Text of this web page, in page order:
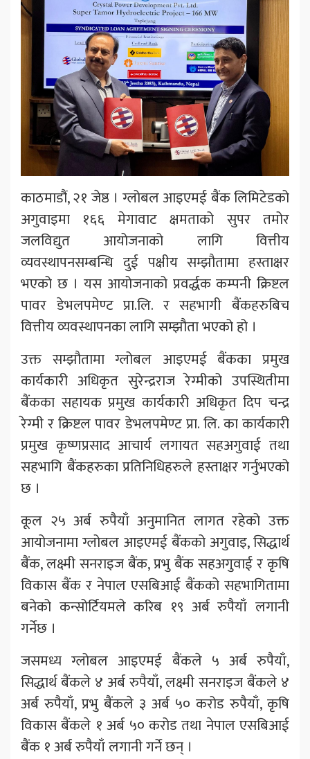
काठमाडौं, २१ जेष्ठ । ग्लोबल आइएमई बैंक लिमिटेडको
अगुवाइमा १६६ मेगावाट क्षमताको सुपर तमोर
जलविद्युत आयोजनाको लागि वित्तीय
व्यवस्थापनसम्बन्धि दुई पक्षीय सम्झौतामा हस्ताक्षर
भएको छ । यस आयोजनाको प्रवर्द्धक कम्पनी क्रिष्टल
पावर डेभलपमेण्ट प्रा.लि. र सहभागी बैंकहरुबिच
वित्तीय व्यवस्थापनका लागि सम्झौता भएको हो ।
उक्त सम्झौतामा ग्लोबल आइएमई बैंकका प्रमुख
कार्यकारी अधिकृत सुरेन्द्रराज रेग्मीको उपस्थितीमा
बैंकका सहायक प्रमुख कार्यकारी अधिकृत दिप चन्द्र
रेग्मी र क्रिष्टल पावर डेभलपमेण्ट प्रा. लि. का कार्यकारी
प्रमुख कृष्णप्रसाद आचार्य लगायत सहअगुवाई तथा
सहभागि बैंकहरुका प्रतिनिधिहरुले हस्ताक्षर गर्नुभएको
छ ।
कूल २५ अर्ब रुपैयाँ अनुमानित लागत रहेको उक्त
आयोजनामा ग्लोबल आइएमई बैंकको अगुवाइ, सिद्धार्थ
बैंक, लक्ष्मी सनराइज बैंक, प्रभु बैंक सहअगुवाई र कृषि
विकास बैंक र नेपाल एसबिआई बैंकको सहभागितामा
बनेको कन्सोर्टियमले करिब १९ अर्ब रुपैयाँ लगानी
गर्नेछ ।
जसमध्य ग्लोबल आइएमई बैंकले ५ अर्ब रुपैयाँ,
सिद्धार्थ बैंकले ४ अर्ब रुपैयाँ, लक्ष्मी सनराइज बैंकले ४
अर्ब रुपैयाँ, प्रभु बैंकले ३ अर्ब ५० करोड रुपैयाँ, कृषि
विकास बैंकले १ अर्ब ५० करोड तथा नेपाल एसबिआई
बैंक १ अर्ब रुपैयाँ लगानी गर्ने छन् ।